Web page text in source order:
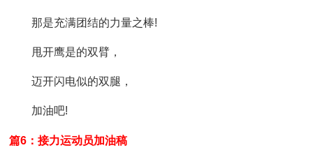
那是充满团结的力量之棒!
甩开鹰是的双臂，
迈开闪电似的双腿，
加油吧!
篇6：接力运动员加油稿